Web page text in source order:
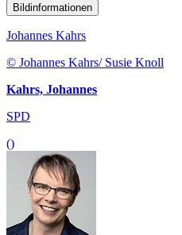
Bildinformationen
Johannes Kahrs
© Johannes Kahrs/ Susie Knoll
Kahrs, Johannes
SPD
()